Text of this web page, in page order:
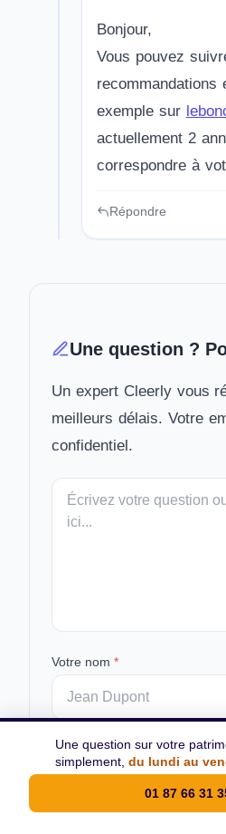
Bonjour,
Vous pouvez
recommandations
exemple sur
actuellement 2
correspondre à
Répondre
Une question ?
Un expert Cleerly vous
meilleurs délais. Votre
confidentiel.
Votre
message
Votre nom *
Votre email*
Une question sur votre
simplement, du lundi au
01 87 66 31